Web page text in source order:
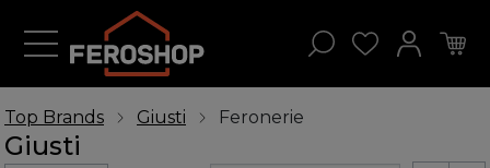
Top Brands Giusti Feronerie
Giusti